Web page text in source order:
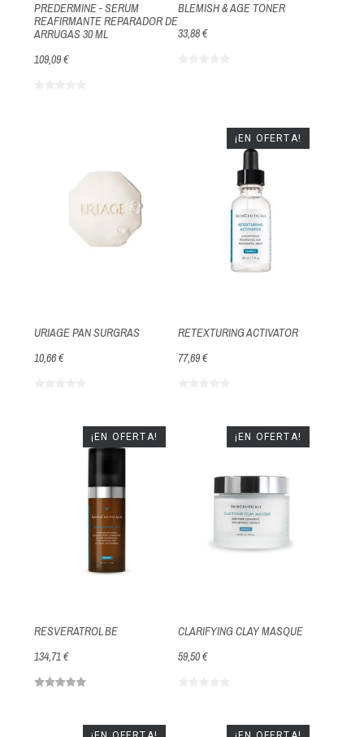
PREDERMINE - SERUM
REAFIRMANTE REPARADOR DE
ARRUGAS 30 ML
109,09 €
BLEMISH & AGE TONER
33,88 €
URIAGE PAN SURGRAS
10,66 €
RETEXTURING ACTIVATOR
77,69 €
¡EN OFERTA!
RESVERATROL BE
134,71 €
¡EN OFERTA!
CLARIFYING CLAY MASQUE
59,50 €
¡EN OFERTA!